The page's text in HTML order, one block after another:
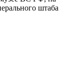
штаба